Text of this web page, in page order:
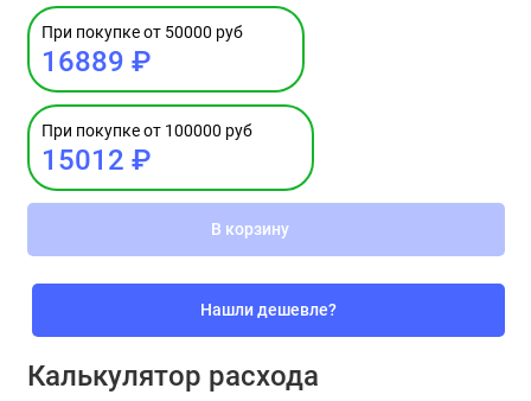
При покупке от 50000 руб
16889 ₽
При покупке от 100000 руб
15012 ₽
В корзину
Нашли дешевле?
Калькулятор расхода